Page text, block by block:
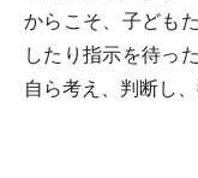
からこそ、子ども
したり指示を待っ
自ら考え、判断し